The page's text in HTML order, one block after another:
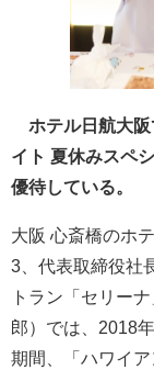
ホテル日航大阪
イト 夏休みスペ
優待している。
大阪 心斎橋のホ
3、代表取締役社
トラン「セリー
郎）では、2018
期間、「ハワイア